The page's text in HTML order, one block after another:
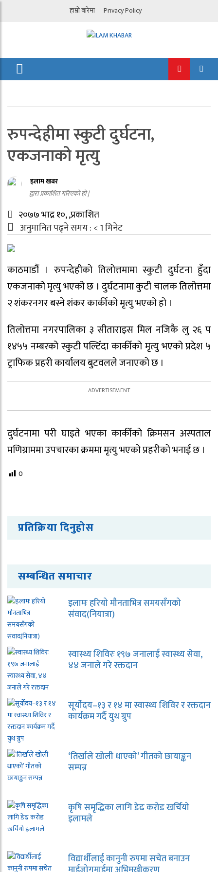
हाम्रो बारेमा Privacy Policy
रुपन्देहीमा स्कुटी दुर्घटना,
एकजनाको मृत्यु
इलाम खबर
द्वारा प्रकाशित गरिएको हो |
२०७७ भाद्र १०, ,प्रकाशित
अनुमानित पढ्ने समय :< 1मिनेट
काठमाडौं । रुपन्देहीको तिलोत्तमामा स्कुटी दुर्घटना हुँदा
एकजनाको मृत्यु भएको छ । दुर्घटनामा कुटी चालक तिलोत्तमा
२ शंकरनगर बस्ने शंकर कार्कीको मृत्यु भएको हो ।
तिलोत्तमा नगरपालिका ३ सीताराइस मिल नजिकै लु २६ प
१४५५ नम्बरको स्कुटी पल्टिँदा कार्कीको मृत्यु भएको प्रदेश ५
ट्राफिक प्रहरी कार्यालय बुटवलले जनाएको छ ।
दुर्घटनामा परी घाइते भएका कार्कीको क्रिमसन अस्पताल
मणिग्राममा उपचारका क्रममा मृत्यु भएको प्रहरीको भनाई छ ।
0
प्रतिक्रिया दिनुहोस
सम्बन्धित समाचार
इलामः हरियो मौनताभित्र समयसँगको
संवाद(नियात्रा)
स्वास्थ्य शिविरः १९७ जनालाई स्वास्थ्य सेवा,
४४ जनाले गरे रक्तदान
सूर्योदय–१३ र १४ मा स्वास्थ्य शिविर र रक्तदान
कार्यक्रम गर्दै युथ ग्रुप
‘तिर्खाले खोली धाएको’ गीतको छायाङ्कन
सम्पन्न
कृषि समृद्धिका लागि डेढ करोड खर्चियो
इलामले
विद्यार्थीलाई कानुनी रुपमा सचेत बनाउन